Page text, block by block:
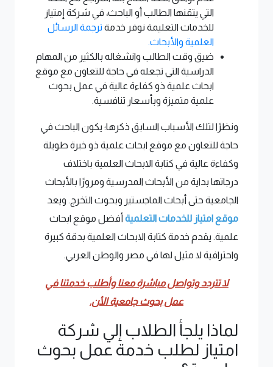
التي يتقنها الطالب أو الباحث، في شركة إمتياز
للخدمات التعليمة نوفر خدمة ترجمة الرسائل
العلمية والأبحاث.
ضيق وقت الطالب وانشغاله بالكثير من المهام
الدراسية التي تجعله في حاجة للتعاون مع موقع
ابحاث علمية ذو كفاءة عالية في عمل بحوث
علمية متميزة وبأسعار تنافسية.
ونظرًا لتلك الأسباب السابق ذكرها؛ يكون الباحث في
حاجة للتعاون مع موقع ابحاث علمية ذو خبرة طويلة
وكفاءة عالية في كتابة الابحاث العلمية باختلاف
درجاتها بداية من الأبحاث المدرسية ومرورًا بالأبحاث
الجامعية حتى أبحاث الماجستير وبحوث التخرج. ويعد
موقع امتياز للخدمات التعلمية أفضل موقع ابحاث
علمية. يقدم خدمة كتابة الابحاث العلمية بدقة كبيرة
واحترافية لا مثيل لها في مصر والوطن العربي.
لا تتردد وتواصل مباشرة معنا وأطلب خدمتنا في
عمل بحوث جامعيةالأن.
لماذا يلجأ الطلاب إلي شركة
امتياز لطلب خدمة عمل بحوث